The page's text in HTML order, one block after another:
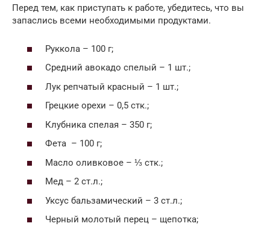
Перед тем, как приступать к работе, убедитесь, что вы
запаслись всеми необходимыми продуктами.
Руккола – 100 г;
Средний авокадо спелый – 1 шт.;
Лук репчатый красный – 1 шт.;
Грецкие орехи – 0,5 стк.;
Клубника спелая – 350 г;
Фета – 100 г;
Масло оливковое – ⅓ стк.;
Мед – 2 ст.л.;
Уксус бальзамический – 3 ст.л.;
Черный молотый перец – щепотка;